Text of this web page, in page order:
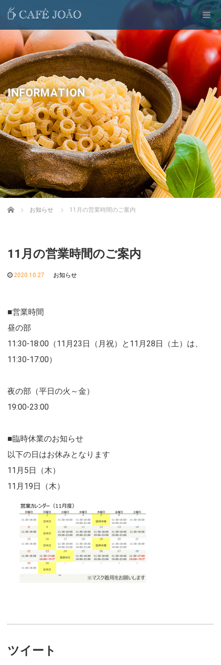
INFORMATION
Home お知らせ 11月の営業時間のご案内
11月の営業時間のご案内
2020.10.27 お知らせ
■営業時間
昼の部
11:30-18:00（11月23日（月祝）と11月28日（土）は、
11:30-17:00）
夜の部（平日の火～金）
19:00-23:00
■臨時休業のお知らせ
以下の日はお休みとなります
11月5日（木）
11月19日（木）
ツイート